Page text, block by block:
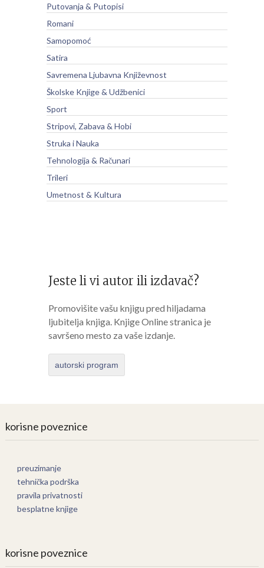
Putovanja & Putopisi
Romani
Samopomoć
Satira
Savremena Ljubavna Književnost
Školske Knjige & Udžbenici
Sport
Stripovi, Zabava & Hobi
Struka i Nauka
Tehnologija & Računari
Trileri
Umetnost & Kultura
Jeste li vi autor ili izdavač?
Promovišite vašu knjigu pred hiljadama
ljubitelja knjiga. Knjige Online stranica je
savršeno mesto za vaše izdanje.
autorski program
korisne poveznice
preuzimanje
tehnička podrška
pravila privatnosti
besplatne knjige
korisne poveznice